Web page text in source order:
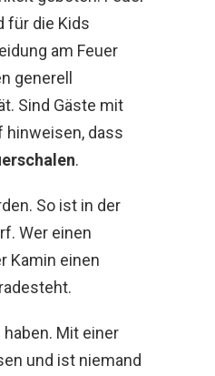
für die Kids
am Feuer
generell
Sind Gäste mit
hinweisen, dass
.
So ist in der
Wer einen
Kamin einen
Mit einer
und ist niemand